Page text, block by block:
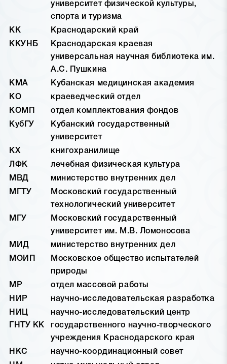
университет физической культуры,
спорта и туризма
КК
Краснодарский край
ККУНБ
Краснодарская краевая
универсальная научная библиотека им.
А.С. Пушкина
КМА
Кубанская медицинская академия
КО
краеведческий отдел
КОМП
отдел комплектования фондов
КубГУ
Кубанский государственный
университет
КХ
книгохранилище
ЛФК
лечебная физическая культура
МВД
министерство внутренних дел
МГТУ
Московский государственный
технологический университет
МГУ
Московский государственный
университет им. М.В. Ломоносова
МИД
министерство внутренних дел
МОИП
Московское общество испытателей
природы
МР
отдел массовой работы
НИР
научно-исследовательская разработка
НИЦ
ГНТУ КК
научно-исследовательский центр
государственного научно-творческого
учреждения Краснодарского края
НКС
научно-координационный совет